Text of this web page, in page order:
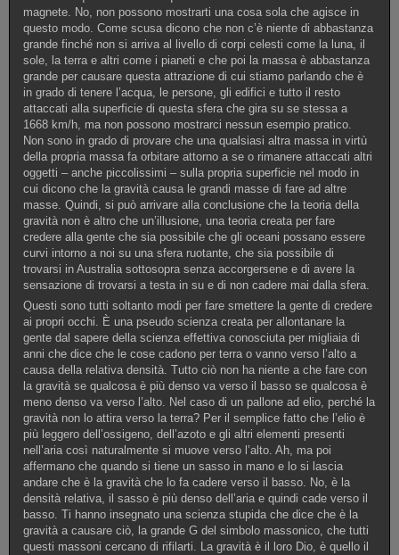
magnete. No, non possono mostrarti una cosa sola che agisce in
questo modo. Come scusa dicono che non c’è niente di abbastanza
grande finché non si arriva al livello di corpi celesti come la luna, il
sole, la terra e altri come i pianeti e che poi la massa è abbastanza
grande per causare questa attrazione di cui stiamo parlando che è
in grado di tenere l’acqua, le persone, gli edifici e tutto il resto
attaccati alla superficie di questa sfera che gira su se stessa a
1668 km/h, ma non possono mostrarci nessun esempio pratico.
Non sono in grado di provare che una qualsiasi altra massa in virtù
della propria massa fa orbitare attorno a se o rimanere attaccati altri
oggetti – anche piccolissimi – sulla propria superficie nel modo in
cui dicono che la gravità causa le grandi masse di fare ad altre
masse. Quindi, si può arrivare alla conclusione che la teoria della
gravità non è altro che un’illusione, una teoria creata per fare
credere alla gente che sia possibile che gli oceani possano essere
curvi intorno a noi su una sfera ruotante, che sia possibile di
trovarsi in Australia sottosopra senza accorgersene e di avere la
sensazione di trovarsi a testa in su e di non cadere mai dalla sfera.
Questi sono tutti soltanto modi per fare smettere la gente di credere
ai propri occhi. È una pseudo scienza creata per allontanare la
gente dal sapere della scienza effettiva conosciuta per migliaia di
anni che dice che le cose cadono per terra o vanno verso l’alto a
causa della relativa densità. Tutto ciò non ha niente a che fare con
la gravità se qualcosa è più denso va verso il basso se qualcosa è
meno denso va verso l’alto. Nel caso di un pallone ad elio, perché la
gravità non lo attira verso la terra? Per il semplice fatto che l’elio è
più leggero dell’ossigeno, dell’azoto e gli altri elementi presenti
nell’aria così naturalmente si muove verso l’alto. Ah, ma poi
affermano che quando si tiene un sasso in mano e lo si lascia
andare che è la gravità che lo fa cadere verso il basso. No, è la
densità relativa, il sasso è più denso dell’aria e quindi cade verso il
basso. Ti hanno insegnato una scienza stupida che dice che è la
gravità a causare ciò, la grande G del simbolo massonico, che tutti
questi massoni cercano di rifilarti. La gravità è il loro Dio, è quello il